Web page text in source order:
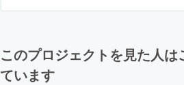
このプロジェクトを見た人は
ています